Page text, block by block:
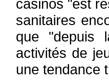
casinos "est
sanitaires
que "depuis
activités de
une tendance